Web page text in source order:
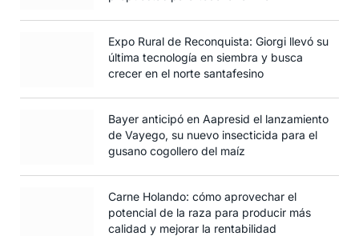
Expo Rural de Reconquista: Giorgi llevó su
última tecnología en siembra y busca
crecer en el norte santafesino
Bayer anticipó en Aapresid el lanzamiento
de Vayego, su nuevo insecticida para el
gusano cogollero del maíz
Carne Holando: cómo aprovechar el
potencial de la raza para producir más
calidad y mejorar la rentabilidad